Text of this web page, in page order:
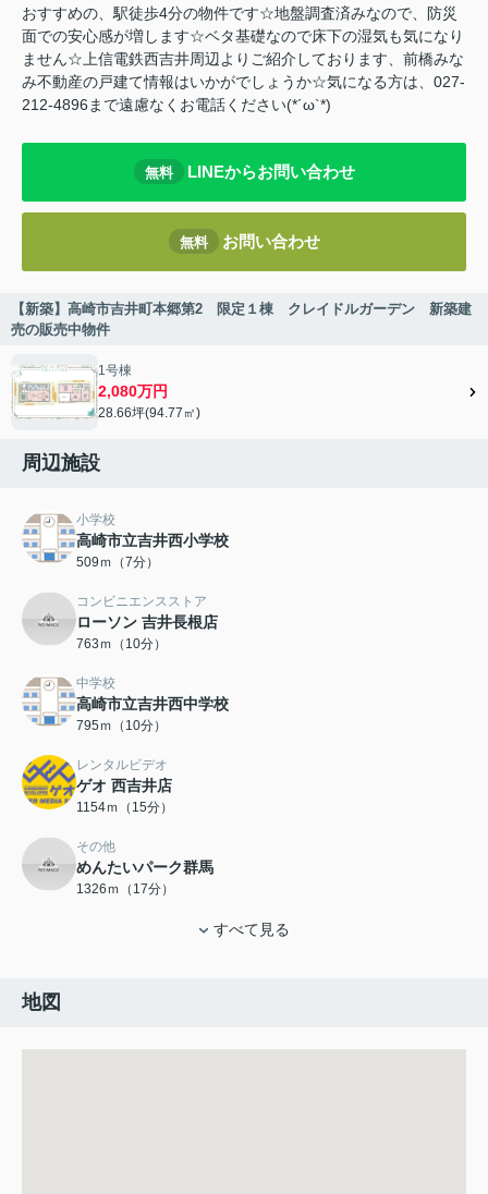
おすすめの、駅徒歩4分の物件です☆地盤調査済みなので、防災
面での安心感が増します☆ベタ基礎なので床下の湿気も気になり
ません☆上信電鉄西吉井周辺よりご紹介しております、前橋みな
み不動産の戸建て情報はいかがでしょうか☆気になる方は、027-
212-4896まで遠慮なくお電話ください(*´ω`*)
無料 LINEからお問い合わせ
無料 お問い合わせ
【新築】高崎市吉井町本郷第2 限定１棟 クレイドルガーデン 新築建
売の販売中物件
1号棟
2,080万円
28.66坪(94.77㎡)
周辺施設
小学校
高崎市立吉井西小学校
509ｍ（7分）
コンビニエンスストア
ローソン 吉井長根店
763ｍ（10分）
中学校
高崎市立吉井西中学校
795ｍ（10分）
レンタルビデオ
ゲオ 西吉井店
1154ｍ（15分）
その他
めんたいパーク群馬
1326ｍ（17分）
すべて見る
地図